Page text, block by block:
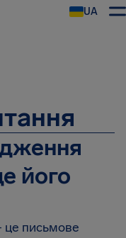
UA
його
письмове